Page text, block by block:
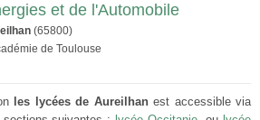
et de l'Automobile
(65800)
de Toulouse
les lycées de Aureilhanest accessible via